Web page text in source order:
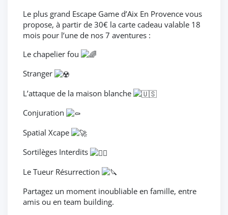
Le plus grand Escape Game d’Aix En Provence vous
propose, à partir de 30€ la carte cadeau valable 18
mois pour l’une de nos 7 aventures :
Le chapelier fou
Stranger
L’attaque de la maison blanche
Conjuration
Spatial Xcape
Sortilèges Interdits
Le Tueur Résurrection
Partagez un moment inoubliable en famille, entre
amis ou en team building.